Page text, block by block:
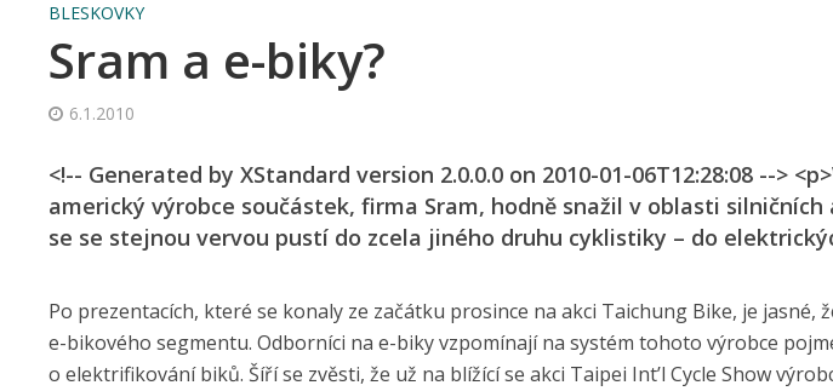
BLESKOVKY
Sram a e-biky?
6.1.2010
<!-- Generated by XStandard version 2.0.0.0 on 2010-01-06T12:28:08 -->
americký výrobce součástek, firma Sram, hodně snažil v oblasti
se se stejnou vervou pustí do zcela jiného druhu cyklistiky – do
Po prezentacích, které se konaly ze začátku prosince na akci Taichung Bike, je jasné,
e-bikového segmentu. Odborníci na e-biky vzpomínají na systém tohoto výrobce
o elektrifikování biků. Šíří se zvěsti, že už na blížící se akci Taipei Int’l Cycle Show